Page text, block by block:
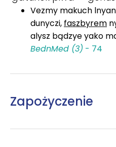
Vezmy makuch
dunyczi, faszbyrem
alysz bądzye yako
BednMed (3) - 74
Zapożyczenie